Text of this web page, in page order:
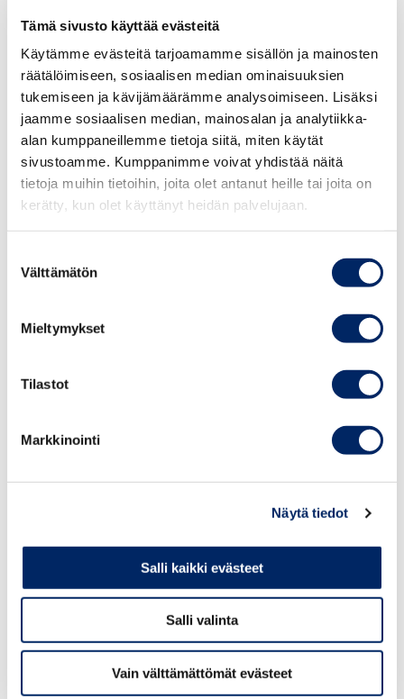
Tämä sivusto käyttää evästeitä
Käytämme evästeitä tarjoamamme sisällön ja mainosten
räätälöimiseen, sosiaalisen median ominaisuuksien
tukemiseen ja kävijämäärämme analysoimiseen. Lisäksi
jaamme sosiaalisen median, mainosalan ja analytiikka-
alan kumppaneillemme tietoja siitä, miten käytät
sivustoamme. Kumppanimme voivat yhdistää näitä
tietoja muihin tietoihin, joita olet antanut heille tai joita on
kerätty, kun olet käyttänyt heidän palvelujaan.
valinta
Välttämätön
Mieltymykset
Tilastot
Markkinointi
Näytä tiedot
Salli kaikki evästeet
Salli valinta
Vain välttämättömät evästeet
pudotuksiin tulee valita yrityksiä, joilla on
kokemusta lumenpudotustöistä.
”Asiansa osaava yritys tekee lumenpudotustyöt
huolellisesti rakenteita rikkomatta ja ottaa huomioon
ensisijaisesti henkilöturvallisuuden, niin
ulkopuolisten kuin oman henkilökuntansakin osalta”,
hän sanoo.
kohtaan sekä mahdollisesti kolmannelle osapuolelle
huomiota muun muassa katon alapuolisten kävely-
ja autoliikennealueiden rajaamiseen sekä jälkitöihin,
lumenpudotustöiden seurauksena, kehottaa Harju
ottamaan yhteyttä Keskuskauppakamarin
hyväksymään tavarantarkastajaan.
HTT-tavarantarkastajat ovat puolueettomia ja
ammattitaitoisia asiantuntijoita, jotka suorittavat